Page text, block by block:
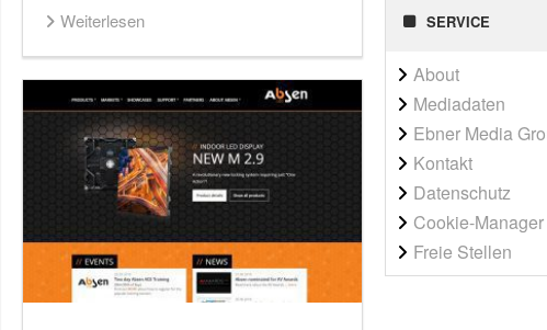
Weiterlesen SERVICE
About
Mediadaten
Ebner Media
Kontakt
Datenschutz
Cookie-Manager
Freie Stellen